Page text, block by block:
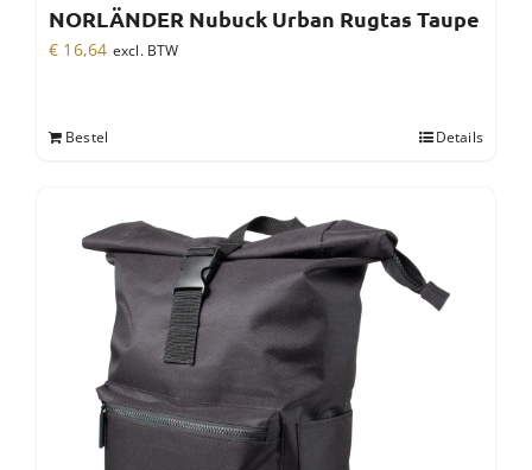
NORLÄNDER Nubuck Urban Rugtas Taupe
€ 16,64 excl. BTW
Bestel Details